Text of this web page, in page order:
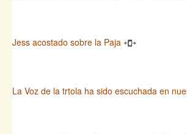
Jess acostado sobre la Paja
La Voz de la trtola ha sido escuchada en